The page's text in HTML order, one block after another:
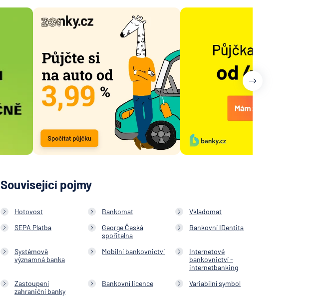
Související pojmy
Hotovost Bankomat
Vkladomat
SEPA Platba
George Česká
spořitelna
Bankovní IDentita
Systémově
významná banka
Mobilní bankovnictví
Internetové
bankovnictví -
internetbanking
Zastoupení
zahraniční banky
Bankovní licence Variabilní symbol